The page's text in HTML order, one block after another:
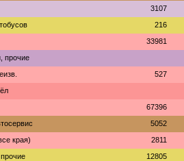
3107
216
33981
прочие
527
67396
5052
края) 2811
12805